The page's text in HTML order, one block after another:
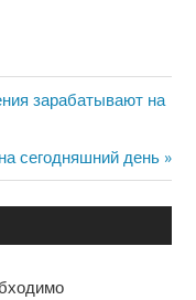
зарабатывают на
сегодняшний день